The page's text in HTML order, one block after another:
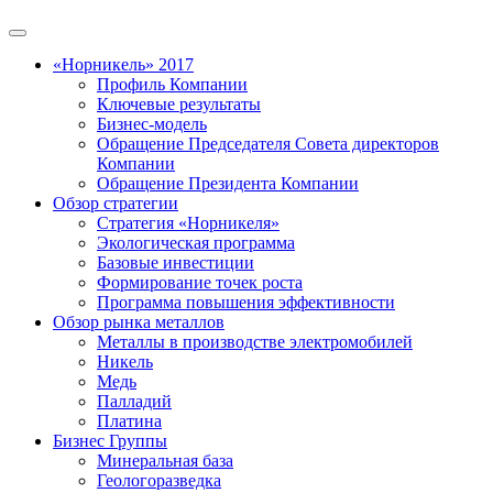
«Норникель» 2017
Профиль Компании
Ключевые результаты
Бизнес-модель
Обращение Председателя Совета директоров
Компании
Обращение Президента Компании
Обзор стратегии
Стратегия «Норникеля»
Экологическая программа
Базовые инвестиции
Формирование точек роста
Программа повышения эффективности
Обзор рынка металлов
Металлы в производстве электромобилей
Никель
Медь
Палладий
Платина
Бизнес Группы
Минеральная база
Геологоразведка